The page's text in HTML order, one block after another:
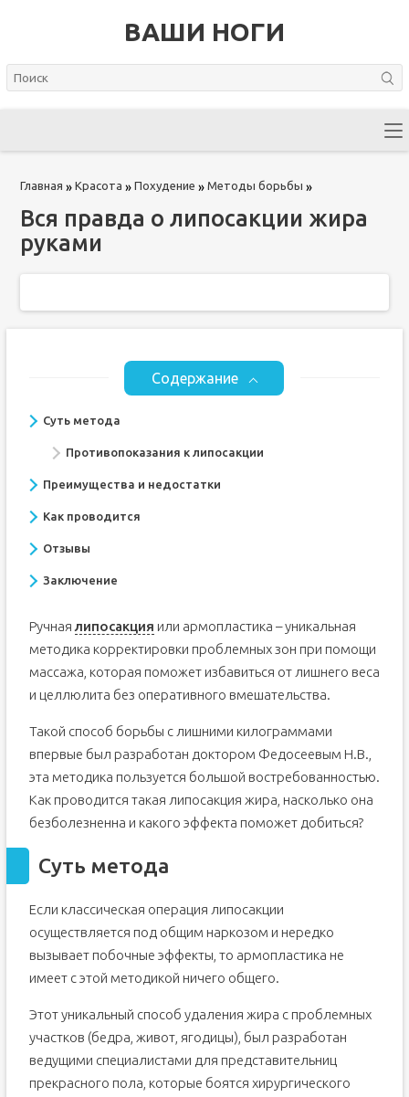
ВАШИ НОГИ
Главная » Красота » Похудение » Методы борьбы »
Вся правда о липосакции жира
руками
Содержание
Суть метода
Противопоказания к липосакции
Преимущества и недостатки
Как проводится
Отзывы
Заключение
Ручнаялипосакция или армопластика – уникальная
методика корректировки проблемных зон при помощи
массажа, которая поможет избавиться от лишнего веса
и целлюлита без оперативного вмешательства.
Такой способ борьбы с лишними килограммами
впервые был разработан доктором Федосеевым Н.В.,
эта методика пользуется большой востребованностью.
Как проводится такая липосакция жира, насколько она
безболезненна и какого эффекта поможет добиться?
Суть метода
Если классическая операция липосакции
осуществляется под общим наркозом и нередко
вызывает побочные эффекты, то армопластика не
имеет с этой методикой ничего общего.
Этот уникальный способ удаления жира с проблемных
участков (бедра, живот, ягодицы), был разработан
ведущими специалистами для представительниц
прекрасного пола, которые боятся хирургического